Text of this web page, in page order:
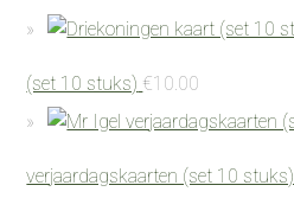
(set 10 stuks) €10.00
verjaardagskaarten (set 10 stuks)